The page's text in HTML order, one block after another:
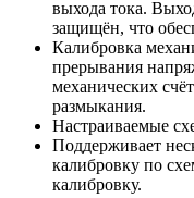
выхода тока.
защищён, что
Калибровка
прерывания
механических
размыкания.
Настраиваемые
Поддерживает
калибровку по
калибровку.